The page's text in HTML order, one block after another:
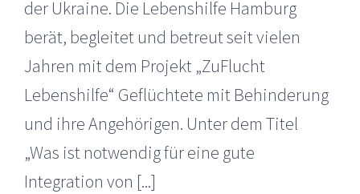
der Ukraine. Die Lebenshilfe Hamburg
berät, begleitet und betreut seit vielen
Jahren mit dem Projekt „ZuFlucht
Lebenshilfe“ Geflüchtete mit Behinderung
und ihre Angehörigen. Unter dem Titel
„Was ist notwendig für eine gute
Integration von [...]